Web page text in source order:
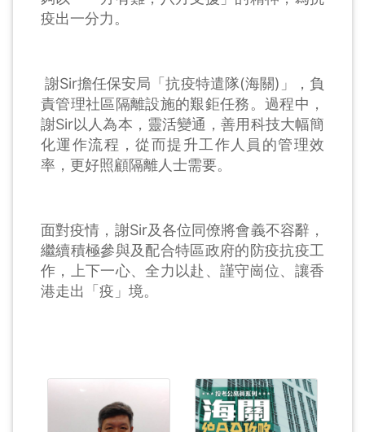
疫出一分力。
謝Sir擔任保安局「抗疫特遣隊(海關)」，負
責管理社區隔離設施的艱鉅任務。過程中，
謝Sir以人為本，靈活變通，善用科技大幅簡
化運作流程，從而提升工作人員的管理效
率，更好照顧隔離人士需要。
面對疫情，謝Sir及各位同僚將會義不容辭，
繼續積極參與及配合特區政府的防疫抗疫工
作，上下一心、全力以赴、謹守崗位、讓香
港走出「疫」境。